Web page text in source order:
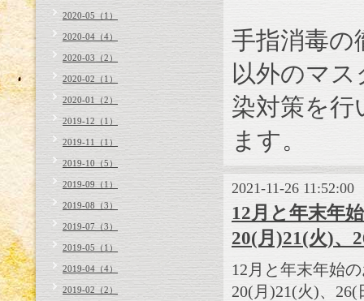
手指消毒の
以外のマ
染対策を行
ます。
2021-11-26 11:52:00
12月と年末年
20(月)21(火)、
12月と年末年始
20(月)21(火)、
2020-05（1）
2020-04（4）
2020-03（2）
2020-02（1）
2020-01（2）
2019-12（1）
2019-11（1）
2019-10（5）
2019-09（1）
2019-08（3）
2019-07（3）
2019-05（1）
2019-04（4）
2019-02（2）